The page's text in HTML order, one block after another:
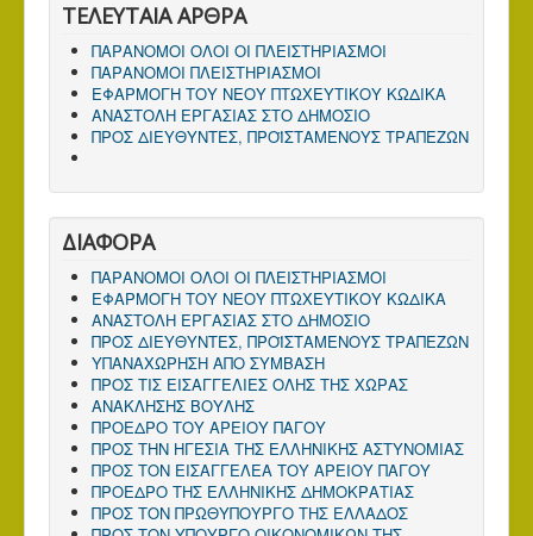
ΤΕΛΕΥΤΑΙΑ ΑΡΘΡΑ
ΠΑΡΑΝΟΜΟΙ ΟΛΟΙ ΟΙ ΠΛΕΙΣΤΗΡΙΑΣΜΟΙ
ΠΑΡΑΝΟΜΟΙ ΠΛΕΙΣΤΗΡΙΑΣΜΟΙ
ΕΦΑΡΜΟΓΗ ΤΟΥ ΝΕΟΥ ΠΤΩΧΕΥΤΙΚΟΥ ΚΩΔΙΚΑ
ΑΝΑΣΤΟΛΗ ΕΡΓΑΣΙΑΣ ΣΤΟ ΔΗΜΟΣΙΟ
ΠΡΟΣ ΔΙΕΥΘΥΝΤΕΣ, ΠΡΟΪΣΤΑΜΕΝΟΥΣ ΤΡΑΠΕΖΩΝ
ΔΙΑΦΟΡΑ
ΠΑΡΑΝΟΜΟΙ ΟΛΟΙ ΟΙ ΠΛΕΙΣΤΗΡΙΑΣΜΟΙ
ΕΦΑΡΜΟΓΗ ΤΟΥ ΝΕΟΥ ΠΤΩΧΕΥΤΙΚΟΥ ΚΩΔΙΚΑ
ΑΝΑΣΤΟΛΗ ΕΡΓΑΣΙΑΣ ΣΤΟ ΔΗΜΟΣΙΟ
ΠΡΟΣ ΔΙΕΥΘΥΝΤΕΣ, ΠΡΟΪΣΤΑΜΕΝΟΥΣ ΤΡΑΠΕΖΩΝ
ΥΠΑΝΑΧΩΡΗΣΗ ΑΠΟ ΣΥΜΒΑΣΗ
ΠΡΟΣ ΤΙΣ ΕΙΣΑΓΓΕΛΙΕΣ ΟΛΗΣ ΤΗΣ ΧΩΡΑΣ
ΑΝΑΚΛΗΣΗΣ ΒΟΥΛΗΣ
ΠΡΟΕΔΡΟ ΤΟΥ ΑΡΕΙΟΥ ΠΑΓΟΥ
ΠΡΟΣ ΤΗΝ ΗΓΕΣΙΑ ΤΗΣ ΕΛΛΗΝΙΚΗΣ ΑΣΤΥΝΟΜΙΑΣ
ΠΡΟΣ ΤΟΝ ΕΙΣΑΓΓΕΛΕΑ ΤΟΥ ΑΡΕΙΟΥ ΠΑΓΟΥ
ΠΡΟΕΔΡΟ ΤΗΣ ΕΛΛΗΝΙΚΗΣ ΔΗΜΟΚΡΑΤΙΑΣ
ΠΡΟΣ ΤΟΝ ΠΡΩΘΥΠΟΥΡΓΟ ΤΗΣ ΕΛΛΑΔΟΣ